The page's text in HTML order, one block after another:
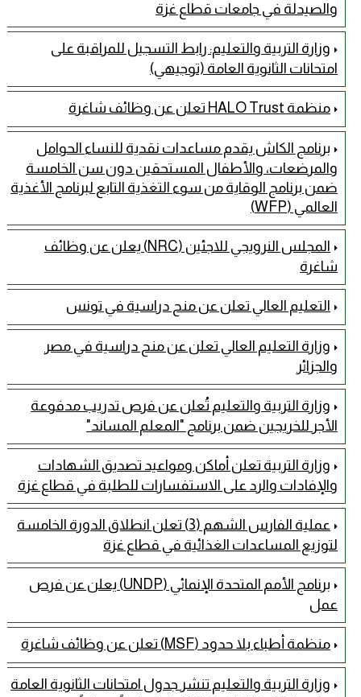
والصيدلة في جامعات قطاع غزة
وزارة التربية والتعليم: رابط التسجيل للمراقبة على
امتحانات الثانوية العامة (توجيهي)
منظمة HALO Trust تعلن عن وظائف شاغرة
برنامج الكاش يقدم مساعدات نقدية للنساء الحوامل
والمرضعات، والأطفال المستحقين دون سن الخامسة
ضمن برنامج الوقاية من سوء التغذية التابع لبرنامج الأغذية
العالمي (WFP)
المجلس النرويجي للاجئين (NRC) يعلن عن وظائف
شاغرة
التعليم العالي تعلن عن منح دراسية في تونس
وزارة التعليم العالي تعلن عن منح دراسية في مصر
والجزائر
وزارة التربية والتعليم تُعلن عن فرص تدريب مدفوعة
الأجر للخريجين ضمن برنامج "المعلم المساند"
وزارة التربية تعلن أماكن ومواعيد تصديق الشهادات
والإفادات والرد على الاستفسارات للطلبة في قطاع غزة
عملية الفارس الشهم (3) تعلن انطلاق الدورة الخامسة
لتوزيع المساعدات الغذائية في قطاع غزة
برنامج الأمم المتحدة الإنمائي (UNDP) يعلن عن فرص
عمل
منظمة أطباء بلا حدود (MSF) تعلن عن وظائف شاغرة
وزارة التربية والتعليم تنشر جدول امتحانات الثانوية العامة